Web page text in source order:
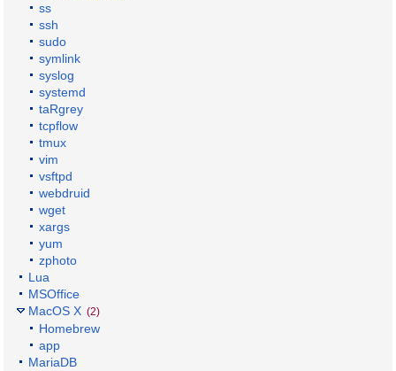
ss
ssh
sudo
symlink
syslog
systemd
taRgrey
tcpflow
tmux
vim
vsftpd
webdruid
wget
xargs
yum
zphoto
Lua
MSOffice
MacOS X (2)
Homebrew
app
MariaDB